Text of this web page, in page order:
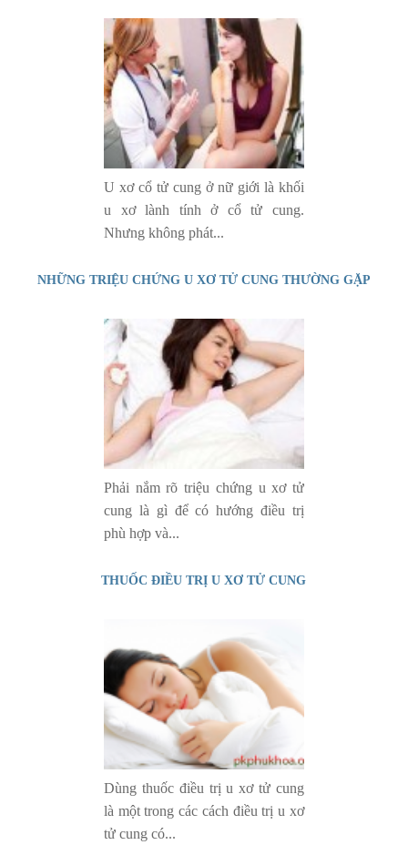
U xơ cổ tử cung ở nữ giới là khối
u xơ lành tính ở cổ tử cung.
Nhưng không phát...
NHỮNG TRIỆU CHỨNG U XƠ TỬ CUNG THƯỜNG GẶP
Phải nắm rõ triệu chứng u xơ tử
cung là gì để có hướng điều trị
phù hợp và...
THUỐC ĐIỀU TRỊ U XƠ TỬ CUNG
Dùng thuốc điều trị u xơ tử cung
là một trong các cách điều trị u xơ
tử cung có...